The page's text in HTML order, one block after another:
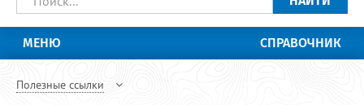
МЕНЮ СПРАВОЧНИК
Полезные ссылки